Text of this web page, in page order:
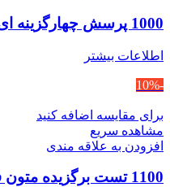
1000 پرسش چهارگزینه ای برگزیده متون فقه سینجلی
اطلاعات بیشتر
-10%
برای مقایسه اضافه کنید
مشاهده سریع
افزودن به علاقه مندی
1100 تست برگزیده متون فقه سینجلی